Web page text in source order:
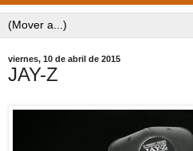
viernes, 10 de abril de 2015
JAY-Z